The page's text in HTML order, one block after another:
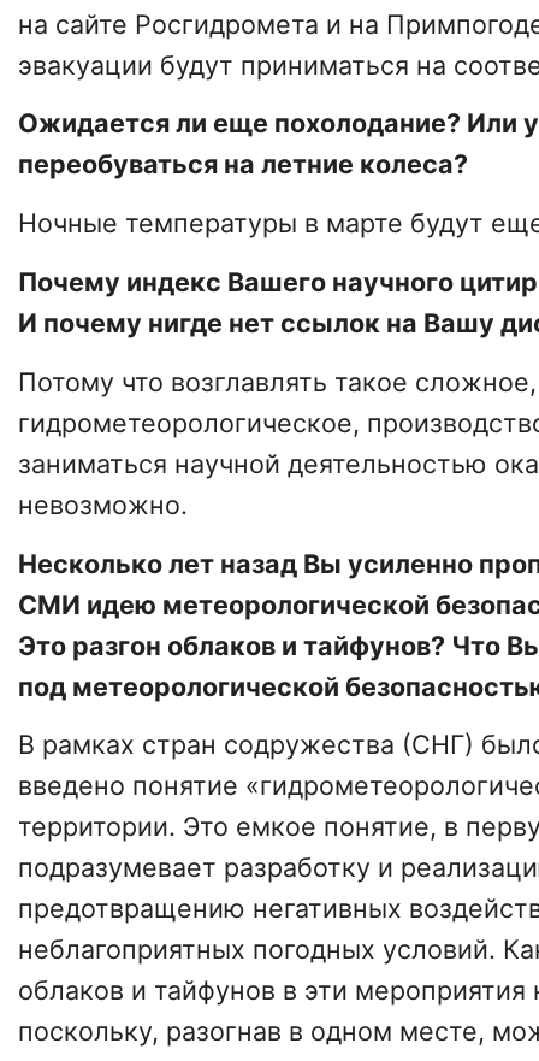
на сайте Росгидромета и на
эвакуации будут приниматься на
Ожидается ли еще похолодание? Или
переобуваться на летние колеса?
Ночные температуры в марте будут
Почему индекс Вашего научного
И почему нигде нет ссылок на Вашу
Потому что возглавлять такое
гидрометеорологическое,
заниматься научной деятельностью
невозможно.
Несколько лет назад Вы усиленно
СМИ идею метеорологической
Это разгон облаков и тайфунов? Что
под метеорологической
В рамках стран содружества (СНГ)
введено понятие
территории. Это емкое понятие, в
подразумевает разработку и
предотвращению негативных
неблагоприятных погодных условий.
облаков и тайфунов в эти мероприятия
поскольку, разогнав в одном месте,